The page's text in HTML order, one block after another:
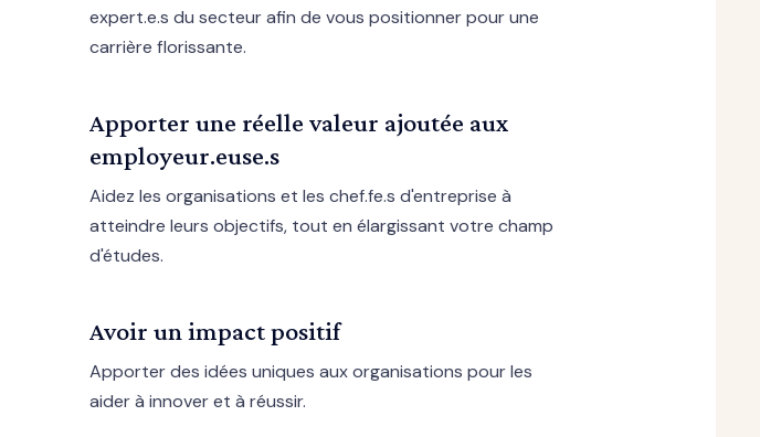
expert.e.s du secteur afin de vous positionner pour une
carrière florissante.
Apporter une réelle valeur ajoutée aux
employeur.euse.s
Aidez les organisations et les chef.fe.s d'entreprise à
atteindre leurs objectifs, tout en élargissant votre champ
d'études.
Avoir un impact positif
Apporter des idées uniques aux organisations pour les
aider à innover et à réussir.